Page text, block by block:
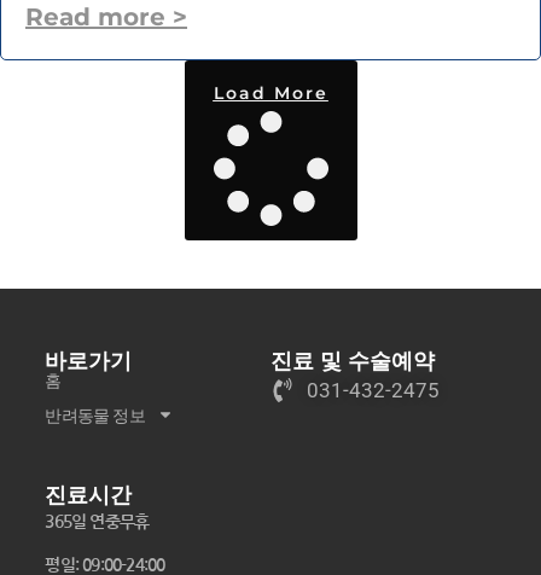
Read more >
Load More
바로가기
홈
반려동물 정보
진료 및 수술예약
031-432-2475
진료시간
365일 연중무휴
평일: 09:00-24:00